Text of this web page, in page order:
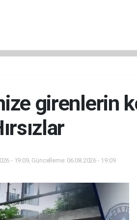
girenlerin
- 19:09, Güncelleme: 06.08.2026 - 19:09